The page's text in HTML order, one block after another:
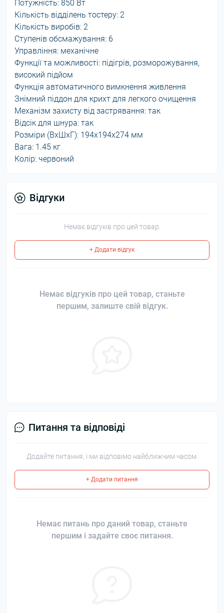
Потужність: 850 Вт
Кількість відділень тостеру: 2
Кількість виробів: 2
Ступенів обсмажування: 6
Управління: механічне
Функції та можливості: підігрів, розморожування,
високий підйом
Функція автоматичного вимкнення живлення
Знімний піддон для крихт для легкого очищення
Механізм захисту від застрявання: так
Відсік для шнура: так
Розміри (ВхШхГ): 194х194х274 мм
Вага: 1.45 кг
Колір: червоний
Відгуки
Немає відгуків про цей товар.
+ Додати відгук
Немає відгуків про цей товар, станьте
першим, залиште свій відгук.
Питання та відповіді
Додайте питання, і ми відповімо найближчим часом.
+ Додати питання
Немає питань про даний товар, станьте
першим і задайте своє питання.